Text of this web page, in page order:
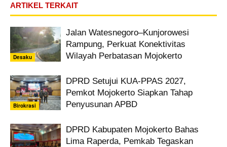
ARTIKEL TERKAIT
Desaku
Jalan Watesnegoro–Kunjorowesi
Rampung, Perkuat Konektivitas
Wilayah Perbatasan Mojokerto
Birokrasi
DPRD Setujui KUA-PPAS 2027,
Pemkot Mojokerto Siapkan Tahap
Penyusunan APBD
DPRD Kabupaten Mojokerto Bahas
Lima Raperda, Pemkab Tegaskan